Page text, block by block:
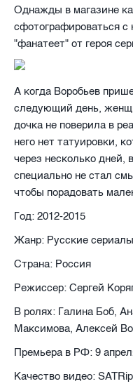
Однажды в магазине
сфотографироваться с
"фанатеет" от героя
А когда Воробьев
следующий день,
дочка не поверила в
него нет татуировки,
через несколько дней,
специально не стал
чтобы порадовать
Год: 2012-2015
Жанр: Русские
Страна: Россия
Режиссер: Сергей
В ролях: Галина Боб,
Максимова, Алексей
Премьера в РФ: 9
Качество видео: SATRip